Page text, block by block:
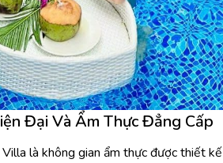
Đại Và Ẩm Thực Đẳng Cấp
là không gian ẩm thực được thiết kế